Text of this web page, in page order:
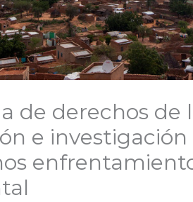
de derechos de
e investigación